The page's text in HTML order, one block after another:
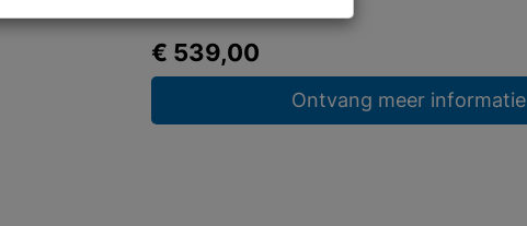
€ 539,00
Ontvang meer informatie